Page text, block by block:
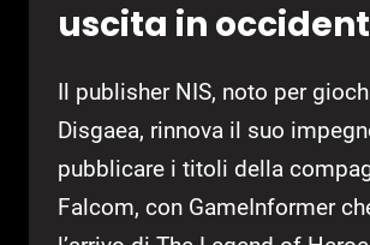
uscita in
Il publisher NIS, noto per
Disgaea, rinnova il suo
pubblicare i titoli della
Falcom, con GameInformer